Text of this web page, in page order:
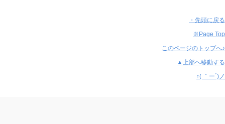
・先頭に戻る
※Page Top
このページのトップへ♪
▲上部へ移動する
↑( ｀ー´)ノ